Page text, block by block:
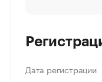
Дата регистрации